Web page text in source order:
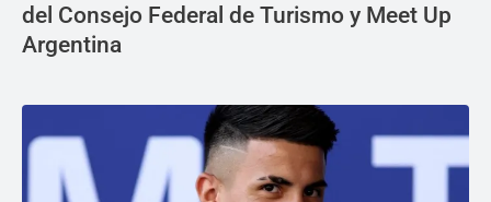
del Consejo Federal de Turismo y Meet Up
Argentina